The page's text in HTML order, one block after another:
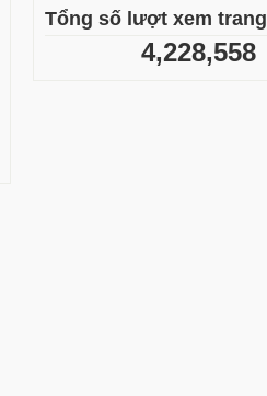
Tổng số lượt xem trang
4,228,558